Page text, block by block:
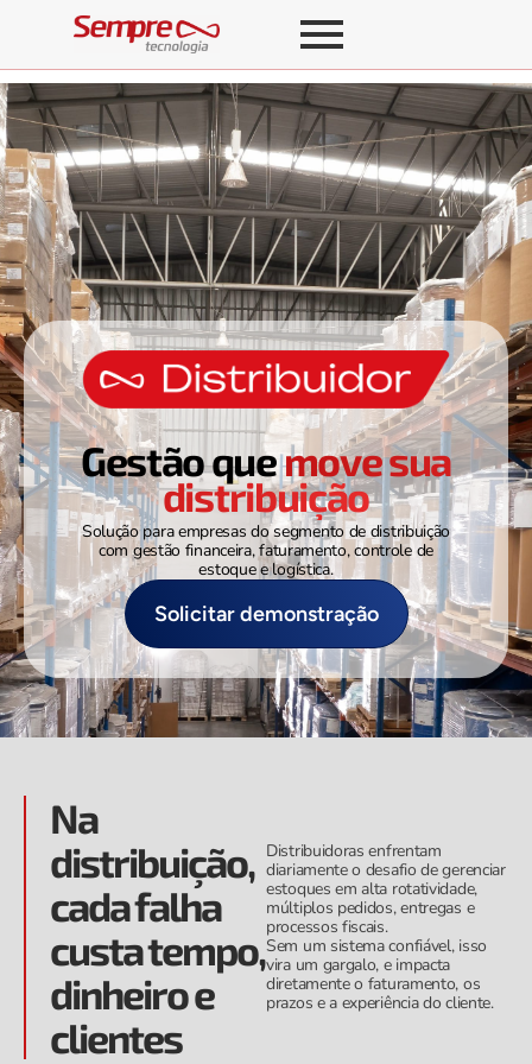
Gestão quemove sua
distribuição
Solução para empresas do segmento de distribuição
com gestão financeira, faturamento, controle de
estoque e logística.
Solicitar demonstração
Na
distribuição,
cada falha
custa tempo,
dinheiro e
clientes
Distribuidoras enfrentam
diariamente o desafio de gerenciar
estoques em alta rotatividade,
múltiplos pedidos, entregas e
processos fiscais.
Sem um sistema confiável, isso
vira um gargalo, e impacta
diretamente o faturamento, os
prazos e a experiência do cliente.